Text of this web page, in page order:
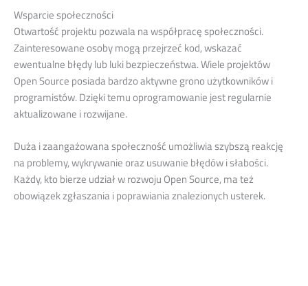
Wsparcie społeczności
Otwartość projektu pozwala na współpracę społeczności.
Zainteresowane osoby mogą przejrzeć kod, wskazać
ewentualne błędy lub luki bezpieczeństwa. Wiele projektów
Open Source posiada bardzo aktywne grono użytkowników i
programistów. Dzięki temu oprogramowanie jest regularnie
aktualizowane i rozwijane.
Duża i zaangażowana społeczność umożliwia szybszą reakcję
na problemy, wykrywanie oraz usuwanie błędów i słabości.
Każdy, kto bierze udział w rozwoju Open Source, ma też
obowiązek zgłaszania i poprawiania znalezionych usterek.